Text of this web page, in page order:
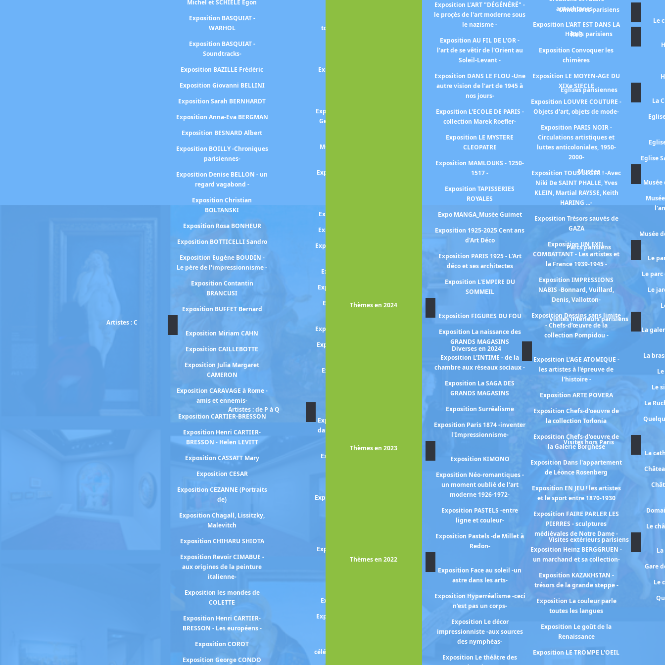
Michel et SCHIELE Egon
Exposition BASQUIAT -
WARHOL
Exposition BASQUIAT -
Soundtracks-
Exposition BAZILLE Frédéric
Exposition Giovanni BELLINI
Exposition Sarah BERNHARDT
Exposition Anna-Eva BERGMAN
Exposition BESNARD Albert
Exposition BOILLY -Chroniques
parisiennes-
Exposition Denise BELLON - un
regard vagabond -
Exposition Christian
BOLTANSKI
Exposition Rosa BONHEUR
Exposition BOTTICELLI Sandro
Exposition Eugéne BOUDIN -
Le père de l'impressionnisme -
Exposition Contantin
BRANCUSI
Exposition BUFFET Bernard
Artistes : C
Exposition Miriam CAHN
Exposition CAILLEBOTTE
Exposition Julia Margaret
CAMERON
Exposition CARAVAGE à Rome -
amis et ennemis-
Exposition CARTIER-BRESSON
Exposition Henri CARTIER-
BRESSON - Helen LEVITT
Exposition CASSATT Mary
Exposition CESAR
Exposition CEZANNE (Portraits
de)
Exposition Chagall, Lissitzky,
Malevitch
Exposition CHIHARU SHIOTA
Exposition Revoir CIMABUE -
aux origines de la peinture
italienne-
Exposition les mondes de
COLETTE
Exposition Henri CARTIER-
BRESSON - Les européens -
Exposition COROT
Exposition George CONDO
tournant des années 1930-
Exposition MATISSE -l'Atelier
Exposition Georges MATHIEU -
Geste, vitesse, mouvement-
MODIGLIANI -un peintre et
Exposition MONET-MITCHELL
Exposition Berthe MORISOT
Exposition MUCHA Alphonse
Exposition Berthe MORISOT et
Exposition Edvard MUNCH
Exposition Gabriele MUNTER
Exposition Alice NEEL -un
Expositioon Otobong NKANGA
Exposition Fernande OLIVIER
Exposition Chana ORLOFF
Artistes : de P à Q
Exposition Paula PADANI -La
danse migrante : Hambourg,
Exposition YAN PEI-MING /
Exposition Charlote PERRIAND
Exposition Fernande OLIVIER
et Pablo PICASSO
Exposition PICASSO mania
Exposition PICASSO -périodes
célébration- la collection prend
Exposition L'ART "DÉGÉNÉRÉ" -
le proçès de l'art moderne sous
le nazisme -
Exposition AU FIL DE L'OR -
l'art de se vêtir de l'Orient au
Soleil-Levant -
Exposition DANS LE FLOU -Une
autre vision de l'art de 1945 à
nos jours-
Exposition L'ECOLE DE PARIS -
collection Marek Roefler-
Exposition LE MYSTERE
CLEOPATRE
Exposition MAMLOUKS - 1250-
1517 -
Exposition TAPISSERIES
ROYALES
Expo MANGA_Musée Guimet
Exposition 1925-2025 Cent ans
d'Art Déco
Exposition PARIS 1925 - L'Art
déco et ses architectes
Exposition L'EMPIRE DU
SOMMEIL
Thèmes en 2024
Exposition FIGURES DU FOU
Exposition La naissance des
GRANDS MAGASINS
Exposition L'INTIME - de la
chambre aux réseaux sociaux -
Exposition La SAGA DES
GRANDS MAGASINS
Exposition Surréalisme
Exposition Paris 1874 -inventer
l'Impressionnisme-
Thèmes en 2023
Exposition KIMONO
Exposition Néo-romantiques -
un moment oublié de l'art
moderne 1926-1972-
Exposition PASTELS -entre
ligne et couleur-
Exposition Pastels -de Millet à
Redon-
Thèmes en 2022
Exposition Face au soleil -un
astre dans les arts-
Exposition Hyperréalisme -ceci
n'est pas un corps-
Exposition Le décor
impressionniste -aux sources
des nymphéas-
Exposition Le théâtre des
autochtones -
Exposition L'ART EST DANS LA
RUE
Exposition Convoquer les
chimères
Exposition LE MOYEN-AGE DU
XIXe SIECLE
Exposition LOUVRE COUTURE -
Objets d'art, objets de mode-
Exposition PARIS NOIR -
Circulations artistiques et
luttes anticoloniales, 1950-
2000-
Exposition TOUS LEGER ! -Avec
Niki De SAINT PHALLE, Yves
KLEIN, Martial RAYSSE, Keith
HARING ...-
Exposition Trésors sauvés de
GAZA
Exposition UN EXIL
COMBATTANT - Les artistes et
la France 1939-1945 -
Exposition IMPRESSIONS
NABIS -Bonnard, Vuillard,
Denis, Vallotton-
Exposition Dessins sans limite
- Chefs-d’œuvre de la
collection Pompidou -
Diverses en 2024
Exposition L'AGE ATOMIQUE -
les artistes à l'épreuve de
l'histoire -
Exposition ARTE POVERA
Exposition Chefs-d'oeuvre de
la collection Torlonia
Exposition Chefs-d'oeuvre de
la Galerie Borghèse
Exposition Dans l'appartement
de Léonce Rosenberg
Exposition EN JEU ! les artistes
et le sport entre 1870-1930
Exposition FAIRE PARLER LES
PIERRES - sculptures
médiévales de Notre Dame -
Exposition Heinz BERGGRUEN -
un marchand et sa collection-
Exposition KAZAKHSTAN -
trésors de la grande steppe -
Exposition La couleur parle
toutes les langues
Exposition Le goût de la
Renaissance
Exposition LE TROMPE L'OEIL
Cimetières parisiens
Le
Hôtels parisiens
Eglises parisiennes
La
Eglise
Musées
Musée
Musée
Parcs parisiens
Le
Le
Le
Visites intérieurs parisiens
La
La
Le
La
Visites hors Paris
La
Le
Visites extérieurs parisiens
Gare
Le